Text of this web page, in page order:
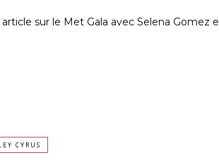
sur le Met Gala avec Selena Gomez
CYRUS